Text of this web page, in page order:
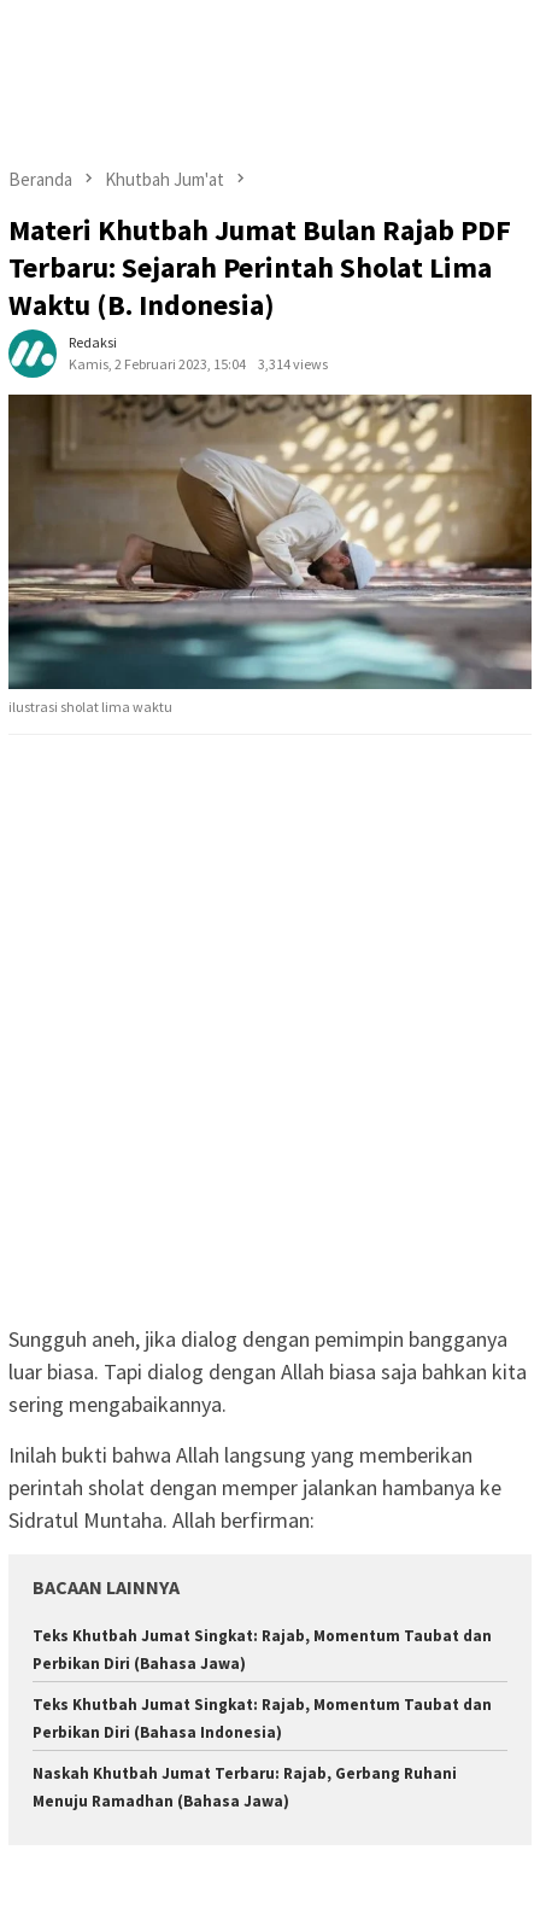
Beranda Khutbah Jum'at
Materi Khutbah Jumat Bulan Rajab PDF
Terbaru: Sejarah Perintah Sholat Lima
Waktu (B. Indonesia)
Redaksi
Kamis, 2 Februari 2023, 15:04
3,314 views
ilustrasi sholat lima waktu
Sungguh aneh, jika dialog dengan pemimpin bangganya
luar biasa. Tapi dialog dengan Allah biasa saja bahkan kita
sering mengabaikannya.
Inilah bukti bahwa Allah langsung yang memberikan
perintah sholat dengan memper jalankan hambanya ke
Sidratul Muntaha. Allah berfirman:
BACAAN LAINNYA
Teks Khutbah Jumat Singkat: Rajab, Momentum Taubat dan
Perbikan Diri (Bahasa Jawa)
Teks Khutbah Jumat Singkat: Rajab, Momentum Taubat dan
Perbikan Diri (Bahasa Indonesia)
Naskah Khutbah Jumat Terbaru: Rajab, Gerbang Ruhani
Menuju Ramadhan (Bahasa Jawa)